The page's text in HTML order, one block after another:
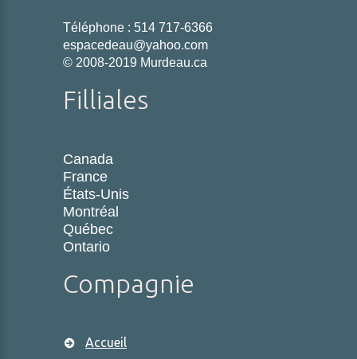
Téléphone : 514 717-6366
espacedeau@yahoo.com
© 2008-2019 Murdeau.ca
Filliales
Canada
France
États-Unis
Montréal
Québec
Ontario
Compagnie
Accueil